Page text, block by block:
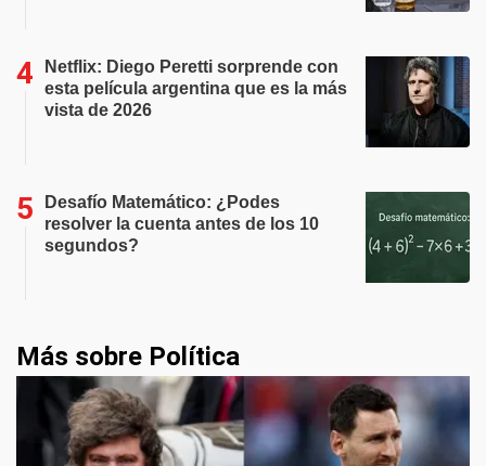
Netflix: Diego Peretti sorprende con
esta película argentina que es la más
vista de 2026
Desafío Matemático: ¿Podes
resolver la cuenta antes de los 10
segundos?
Más sobre Política